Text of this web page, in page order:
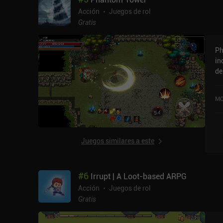
el
Acción
Juegos de rol
Gratis
Juegos similares a este
#6 Irrupt | A Loot-based ARPG
Acción
Juegos de rol
Gratis